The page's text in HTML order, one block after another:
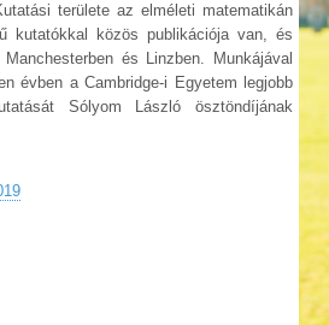
területe az elméleti matematikán
kutatókkal közös publikációja van, és
és Linzben. Munkájával
évben a Cambridge-i Egyetem legjobb
Sólyom László ösztöndíjának